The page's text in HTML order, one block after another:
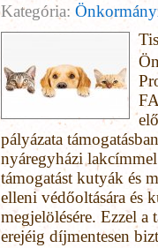
Kategória:
pályázata
nyáregyházi
támogatást kutyák és
elleni védőoltására és
megjelölésére. Ezzel
erejéig díjmentesen